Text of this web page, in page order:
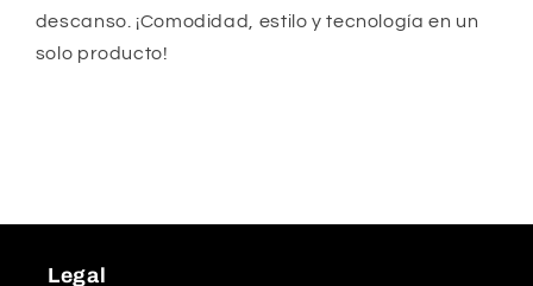
descanso. ¡Comodidad, estilo y tecnología en un
solo producto!
Legal